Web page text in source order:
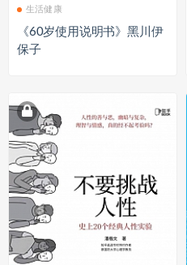
生活健康
《60岁使用说明书》黑川伊
保子